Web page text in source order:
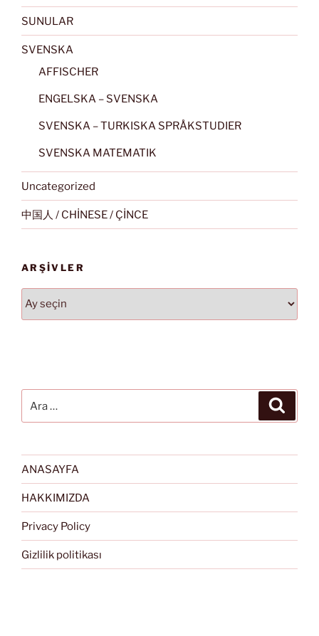
SUNULAR
SVENSKA
AFFISCHER
ENGELSKA – SVENSKA
SVENSKA – TURKISKA SPRÅKSTUDIER
SVENSKA MATEMATIK
Uncategorized
中国人 / CHİNESE / ÇİNCE
ARŞIVLER
Arşivler
ANASAYFA
HAKKIMIZDA
Privacy Policy
Gizlilik politikası